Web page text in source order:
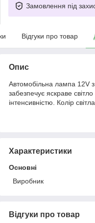
Замовлення під
Відгуки про товар
Опис
Автомобільна лампа 12V
забезпечує яскраве
інтенсивністю. Колір
Характеристики
Основні
Виробник
Відгуки про товар